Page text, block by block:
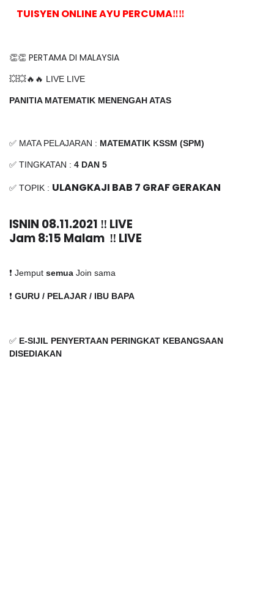
TUISYEN ONLINE AYU PERCUMA‼️‼️
👏👏 PERTAMA DI MALAYSIA
💥💥🔥🔥 LIVE LIVE
PANITIA MATEMATIK MENENGAH ATAS
✅ MATA PELAJARAN : MATEMATIK KSSM (SPM)
✅ TINGKATAN : 4 DAN 5
✅ TOPIK : ULANGKAJI BAB 7 GRAF GERAKAN
ISNIN 08.11.2021 ‼️ LIVE
Jam 8:15 Malam  ‼️ LIVE
❗️ Jemput semua Join sama
❗️ GURU / PELAJAR / IBU BAPA
✅ E-SIJIL PENYERTAAN PERINGKAT KEBANGSAAN
DISEDIAKAN